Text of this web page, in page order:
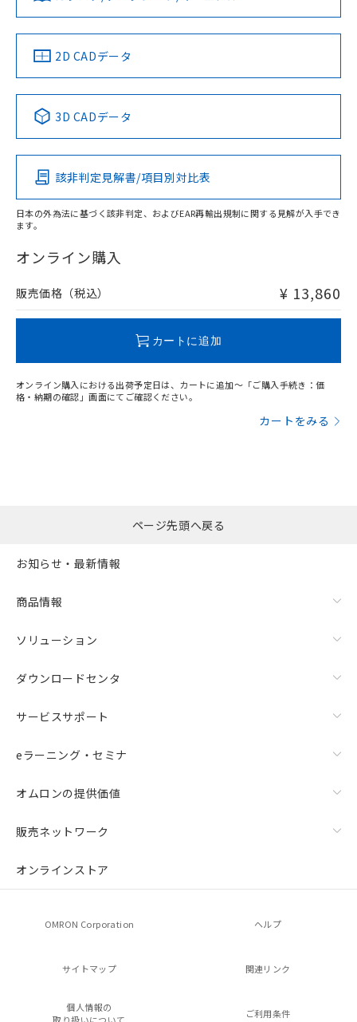
上、n: 20mm以上
検出領域
漏れ電流特性
ソフトウェアの使用条件
中国 RoHS 注意事項・凡例
Pb Hg Cd Cr(VI)
O
在庫等で未対応品が混在する可能性があります。
問い合わせください。
LR型式承認
（イギリス
船舶規格）
DNV型式承認
（ノルウェー
BV型式承認
（フランス
KR型式
（韓国
No No No No
この製品の規格認証/適合状況ページへ
その他の認証はこちらのページからご検索ください
2D CADデータ
3D CADデータ
該非判定見解書/項目別対比表
日本の外為法に基づく該非判定、およびEAR再輸出規制に関する見解が入手でき
ます。
オンライン購入
販売価格（税込） ¥ 13,860
カートに追加
オンライン購入における出荷予定日は、カートに追加～「ご購入手続き：価
格・納期の確認」画面にてご確認ください。
カートをみる
ページ先頭へ戻る
お知らせ・最新情報
商品情報
ソリューション
ダウンロードセンタ
サービスサポート
eラーニング・セミナ
オムロンの提供価値
販売ネットワーク
オンラインストア
OMRON Corporation ヘルプ
サイトマップ 関連リンク
個人情報の
ご利用条件